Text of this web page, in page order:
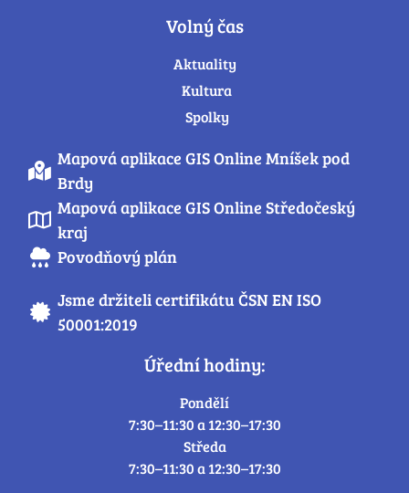
Volný čas
Aktuality
Kultura
Spolky
Mapová aplikace GIS Online Mníšek pod
Brdy
Mapová aplikace GIS Online Středočeský
kraj
Povodňový plán
Jsme držiteli certifikátu ČSN EN ISO
50001:2019
Úřední hodiny:
Pondělí
7:30–11:30 a 12:30–17:30
Středa
7:30–11:30 a 12:30–17:30